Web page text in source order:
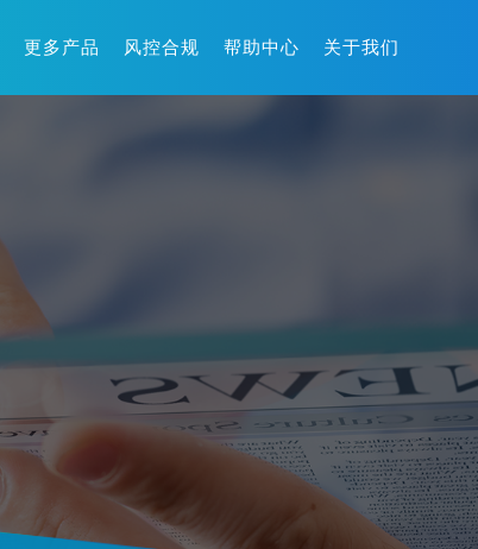
更多产品 风控合规 帮助中心 关于我们